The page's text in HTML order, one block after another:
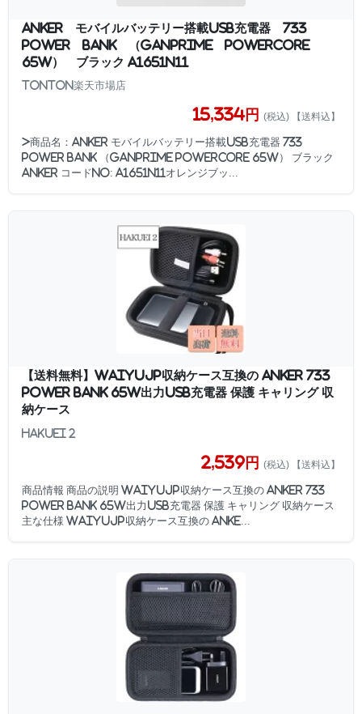
Anker モバイルバッテリー搭載USB充電器 733
Power Bank （GaNPrime PowerCore
65W） ブラック A1651N11
TONTON楽天市場店
15,334円 (税込) 【送料込】
>商品名：Anker モバイルバッテリー搭載USB充電器 733
Power Bank （GaNPrime PowerCore 65W） ブラック
Anker コードNo: A1651N11オレンジブッ...
【送料無料】WAIYUJP収納ケース互換の Anker 733
Power Bank 65W出力USB充電器 保護 キャリング 収
納ケース
HAKUEI 2
2,539円 (税込) 【送料込】
商品情報 商品の説明 WAIYUJP収納ケース互換の Anker 733
Power Bank 65W出力USB充電器 保護 キャリング 収納ケース
主な仕様 WAIYUJP収納ケース互換の Anke...